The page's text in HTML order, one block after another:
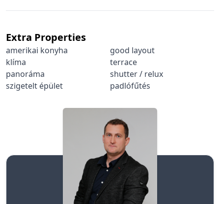
Extra Properties
amerikai konyha
good layout
klíma
terrace
panoráma
shutter / relux
szigetelt épület
padlófűtés